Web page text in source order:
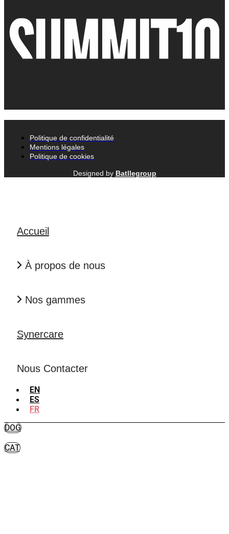
Politique de confidentialité
Mentions légales
Politique de cookies
Designed by Batllegroup
Accueil
À propos de nous
Nos gammes
Synercare
Nous Contacter
EN
ES
FR
DOG
CAT